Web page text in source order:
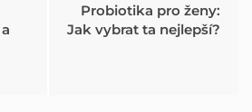
Probiotika pro ženy:
Jak vybrat ta nejlepší?